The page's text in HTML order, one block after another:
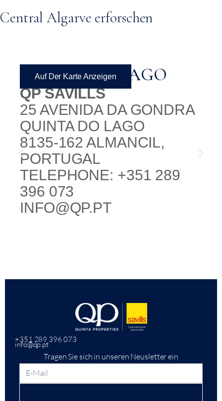
Central Algarve erforschen
QUINTA DO LAGO
QP SAVILLS
25 AVENIDA DA GONDRA
QUINTA DO LAGO
8135-162 ALMANCIL,
PORTUGAL
TELEPHONE: +351 289
396 073
INFO@QP.PT
Auf Der Karte Anzeigen
+351 289 396 073
info@qp.pt
Tragen Sie sich in unseren Neusletter ein